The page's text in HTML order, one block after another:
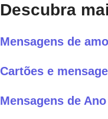
Descubra
Mensagens de
Cartões e
Mensagens de